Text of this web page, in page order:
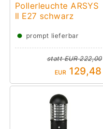
Pollerleuchte ARSYS
II E27 schwarz
● prompt lieferbar
stattEUR 222,00
EUR 129,48